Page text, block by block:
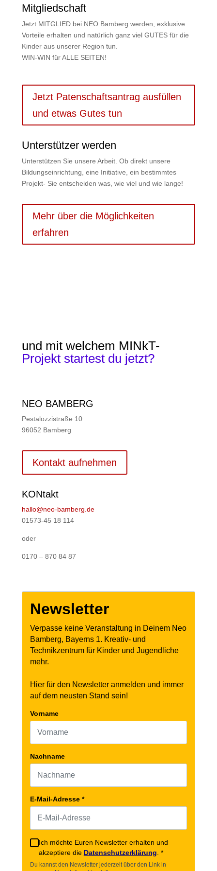
Mitgliedschaft
Jetzt MITGLIED bei NEO Bamberg werden, exklusive
Vorteile erhalten und natürlich ganz viel GUTES für die
Kinder aus unserer Region tun.
WIN-WIN für ALLE SEITEN!
Jetzt Patenschaftsantrag ausfüllen
und etwas Gutes tun
Unterstützer werden
Unterstützen Sie unsere Arbeit. Ob direkt unsere
Bildungseinrichtung, eine Initiative, ein bestimmtes
Projekt- Sie entscheiden was, wie viel und wie lange!
Mehr über die Möglichkeiten
erfahren
und mit welchem MINkT-
Projekt startest du jetzt?
NEO BAMBERG
Pestalozzistraße 10
96052 Bamberg
Kontakt aufnehmen
KONtakt
hallo@neo-bamberg.de
01573-45 18 114
oder
0170 – 870 84 87
Newsletter
Verpasse keine Veranstaltung in Deinem Neo
Bamberg, Bayerns 1. Kreativ- und
Technikzentrum für Kinder und Jugendliche
mehr.
Hier für den Newsletter anmelden und immer
auf dem neusten Stand sein!
Vorname
Nachname
E-Mail-Adresse *
Ich möchte Euren Newsletter erhalten und
akzeptiere die Datenschutzerklärung *
Du kannst den Newsletter jederzeit über den Link in